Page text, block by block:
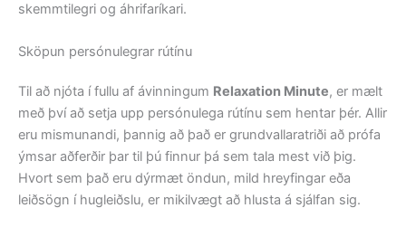
skemmtilegri og áhrifaríkari.
Sköpun persónulegrar rútínu
Til að njóta í fullu af ávinningum Relaxation Minute, er mælt
með því að setja upp persónulega rútínu sem hentar þér. Allir
eru mismunandi, þannig að það er grundvallaratriði að prófa
ýmsar aðferðir þar til þú finnur þá sem tala mest við þig.
Hvort sem það eru dýrmæt öndun, mild hreyfingar eða
leiðsögn í hugleiðslu, er mikilvægt að hlusta á sjálfan sig.